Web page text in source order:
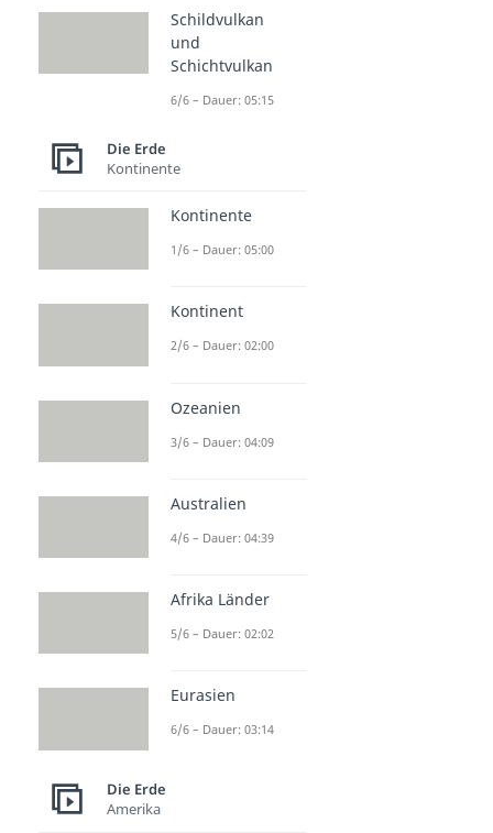
Schildvulkan
und
Schichtvulkan
6/6 – Dauer: 05:15
Die Erde
Kontinente
Kontinente
1/6 – Dauer: 05:00
Kontinent
2/6 – Dauer: 02:00
Ozeanien
3/6 – Dauer: 04:09
Australien
4/6 – Dauer: 04:39
Afrika Länder
5/6 – Dauer: 02:02
Eurasien
6/6 – Dauer: 03:14
Die Erde
Amerika